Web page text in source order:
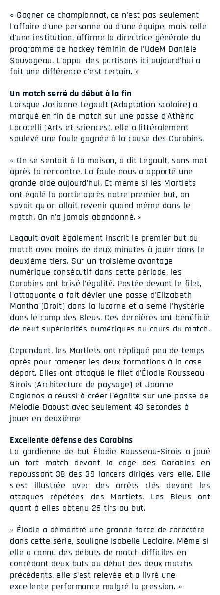
« Gagner ce championnat, ce n'est pas seulement
l'affaire d'une personne ou d'une équipe, mais celle
d'une institution, affirme la directrice générale du
programme de hockey féminin de l'UdeM Danièle
Sauvageau. L'appui des partisans ici aujourd'hui a
fait une différence c'est certain. »
Un match serré du début à la fin
Lorsque Josianne Legault (Adaptation scolaire) a
marqué en fin de match sur une passe d'Athéna
Locatelli (Arts et sciences), elle a littéralement
soulevé une foule gagnée à la cause des Carabins.
« On se sentait à la maison, a dit Legault, sans mot
après la rencontre. La foule nous a apporté une
grande aide aujourd'hui. Et même si les Martlets
ont égalé la partie après notre premier but, on
savait qu'on allait revenir quand même dans le
match. On n'a jamais abandonné. »
Legault avait également inscrit le premier but du
match avec moins de deux minutes à jouer dans le
deuxième tiers. Sur un troisième avantage
numérique consécutif dans cette période, les
Carabins ont brisé l'égalité. Postée devant le filet,
l'attaquante a fait dévier une passe d'Elizabeth
Mantha (Droit) dans la lucarne et a semé l'hystérie
dans le camp des Bleus. Ces dernières ont bénéficié
de neuf supériorités numériques au cours du match.
Cependant, les Martlets ont répliqué peu de temps
après pour ramener les deux formations à la case
départ. Elles ont attaqué le filet d'Élodie Rousseau-
Sirois (Architecture de paysage) et Joanne
Cagianos a réussi à créer l'égalité sur une passe de
Mélodie Daoust avec seulement 43 secondes à
jouer en deuxième.
Excellente défense des Carabins
La gardienne de but Élodie Rousseau-Sirois a joué
un fort match devant la cage des Carabins en
repoussant 38 des 39 lancers dirigés vers elle. Elle
s'est illustrée avec des arrêts clés devant les
attaques répétées des Martlets. Les Bleus ont
quant à elles obtenu 26 tirs au but.
« Élodie a démontré une grande force de caractère
dans cette série, souligne Isabelle Leclaire. Même si
elle a connu des débuts de match difficiles en
concédant deux buts au début des deux matchs
précédents, elle s'est relevée et a livré une
excellente performance malgré la pression. »